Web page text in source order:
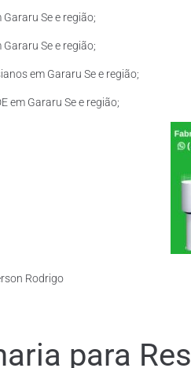
Se e região;
Se e região;
em Gararu Se e região;
em Gararu Se e região;
Rodrigo
para